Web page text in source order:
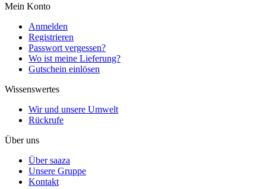
Mein Konto
Anmelden
Registrieren
Passwort vergessen?
Wo ist meine Lieferung?
Gutschein einlösen
Wissenswertes
Wir und unsere Umwelt
Rückrufe
Über uns
Über saaza
Unsere Gruppe
Kontakt